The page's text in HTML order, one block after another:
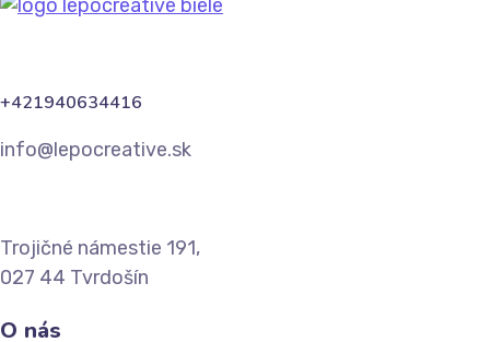
+421940634416
info@lepocreative.sk
Trojičné námestie 191,
027 44 Tvrdošín
O nás